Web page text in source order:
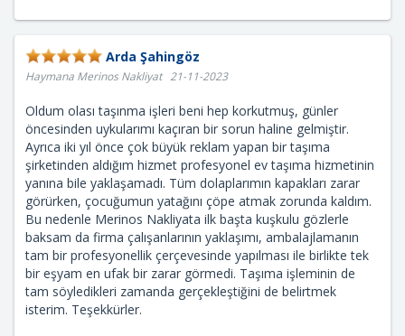
Arda Şahingöz
Haymana Merinos Nakliyat 21-11-2023
Oldum olası taşınma işleri beni hep korkutmuş, günler
öncesinden uykularımı kaçıran bir sorun haline gelmiştir.
Ayrıca iki yıl önce çok büyük reklam yapan bir taşıma
şirketinden aldığım hizmet profesyonel ev taşıma hizmetinin
yanına bile yaklaşamadı. Tüm dolaplarımın kapakları zarar
görürken, çocuğumun yatağını çöpe atmak zorunda kaldım.
Bu nedenle Merinos Nakliyata ilk başta kuşkulu gözlerle
baksam da firma çalışanlarının yaklaşımı, ambalajlamanın
tam bir profesyonellik çerçevesinde yapılması ile birlikte tek
bir eşyam en ufak bir zarar görmedi. Taşıma işleminin de
tam söyledikleri zamanda gerçekleştiğini de belirtmek
isterim. Teşekkürler.